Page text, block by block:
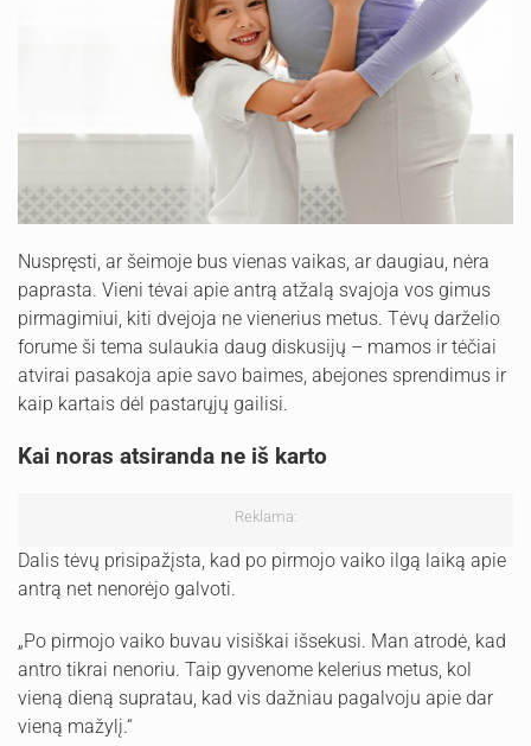
Nuspręsti, ar šeimoje bus vienas vaikas, ar daugiau, nėra
paprasta. Vieni tėvai apie antrą atžalą svajoja vos gimus
pirmagimiui, kiti dvejoja ne vienerius metus. Tėvų darželio
forume ši tema sulaukia daug diskusijų – mamos ir tėčiai
atvirai pasakoja apie savo baimes, abejones sprendimus ir
kaip kartais dėl pastarųjų gailisi.
Kai noras atsiranda ne iš karto
Reklama:
Dalis tėvų prisipažįsta, kad po pirmojo vaiko ilgą laiką apie
antrą net nenorėjo galvoti.
„Po pirmojo vaiko buvau visiškai išsekusi. Man atrodė, kad
antro tikrai nenoriu. Taip gyvenome kelerius metus, kol
vieną dieną supratau, kad vis dažniau pagalvoju apie dar
vieną mažylį.“